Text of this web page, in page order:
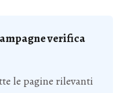
verifica
le pagine rilevanti